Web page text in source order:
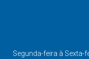
Segunda-feira à Sexta-